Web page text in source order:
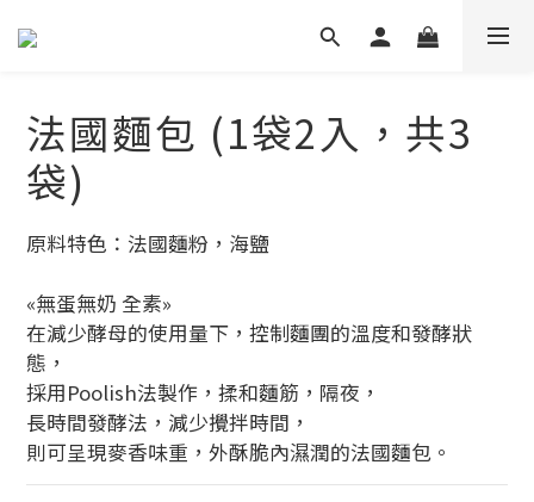
法國麵包 (1袋2入，共3
袋)
原料特色：法國麵粉，海鹽
«無蛋無奶 全素»
在減少酵母的使用量下，控制麵團的溫度和發酵狀
態，
採用Poolish法製作，揉和麵筋，隔夜，
長時間發酵法，減少攪拌時間，
則可呈現麥香味重，外酥脆內濕潤的法國麵包。